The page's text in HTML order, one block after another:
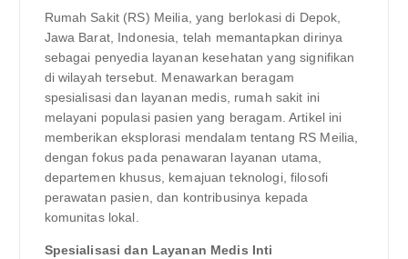
Rumah Sakit (RS) Meilia, yang berlokasi di Depok,
Jawa Barat, Indonesia, telah memantapkan dirinya
sebagai penyedia layanan kesehatan yang signifikan
di wilayah tersebut. Menawarkan beragam
spesialisasi dan layanan medis, rumah sakit ini
melayani populasi pasien yang beragam. Artikel ini
memberikan eksplorasi mendalam tentang RS Meilia,
dengan fokus pada penawaran layanan utama,
departemen khusus, kemajuan teknologi, filosofi
perawatan pasien, dan kontribusinya kepada
komunitas lokal.
Spesialisasi dan Layanan Medis Inti